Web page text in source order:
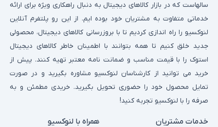
سالهاست که در بازار کالاهای دیجیتال به دنبال راهکاری ویژه برای ارائه
خدماتی متفاوت به مشتریان خود بوده ایم. از این رو پلتفرم آنلاین
لنوکسیو را راه اندازی کردیم تا با بروزرسانی کالاهای دیجیتال، محصولی
جدید خلق کنیم تا همه بتوانند با اطمینان خاطر کالاهای دیجیتال
استوک را با قیمت مناسب و ضمانت نامه معتبر تهیه کنند. پیش از
خرید می توانید از کارشناسان لنوکسیو مشاوره بگیرید و در صورت
تمایل محصول خود را حضوری تحویل بگیرید. خریدی مطمئن و به
صرفه را با لنوکسیو تجربه کنید!
خدمات مشتریان همراه با لنوکسیو